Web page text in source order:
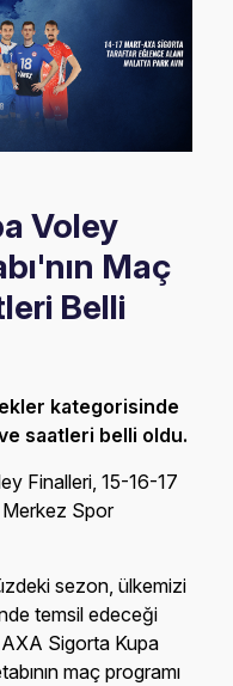
Voley
Maç
Belli
kategorisinde
saatleri belli oldu.
Finalleri, 15-16-17
Spor
sezon, ülkemizi
temsil edeceği
Sigorta Kupa
maç programı